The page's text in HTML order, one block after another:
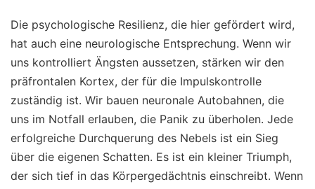
Die psychologische Resilienz, die hier gefördert wird,
hat auch eine neurologische Entsprechung. Wenn wir
uns kontrolliert Ängsten aussetzen, stärken wir den
präfrontalen Kortex, der für die Impulskontrolle
zuständig ist. Wir bauen neuronale Autobahnen, die
uns im Notfall erlauben, die Panik zu überholen. Jede
erfolgreiche Durchquerung des Nebels ist ein Sieg
über die eigenen Schatten. Es ist ein kleiner Triumph,
der sich tief in das Körpergedächtnis einschreibt. Wenn